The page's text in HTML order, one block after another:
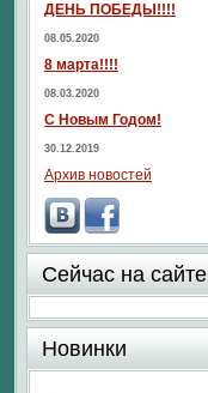
ДЕНЬ ПОБЕДЫ!!!!
08.05.2020
8 марта!!!!
08.03.2020
С Новым Годом!
30.12.2019
Архив новостей
Сейчас на сайте
Новинки